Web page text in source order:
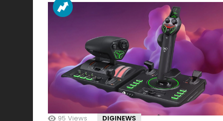
95 Views DIGINEWS